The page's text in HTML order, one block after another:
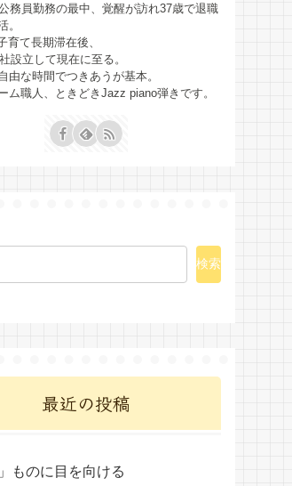
務員勤務の最中、覚醒が訪れ37歳で退職
。
育て長期滞在後、
設立して現在に至る。
由な時間でつきあうが基本。
ム職人、ときどきJazz piano弾きです。
検索
最近の投稿
ものに目を向ける